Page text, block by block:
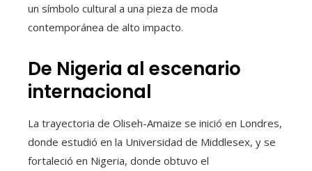
un símbolo cultural a una pieza de moda
contemporánea de alto impacto.
De Nigeria al escenario
internacional
La trayectoria de Oliseh-Amaize se inició en Londres,
donde estudió en la Universidad de Middlesex, y se
fortaleció en Nigeria, donde obtuvo el